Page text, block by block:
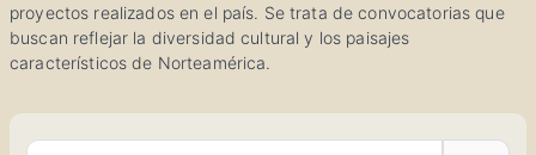
proyectos realizados en el país. Se trata de convocatorias que
buscan reflejar la diversidad cultural y los paisajes
característicos de Norteamérica.
Buscar concursos